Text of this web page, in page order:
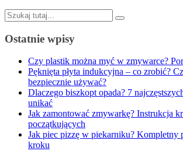
Szukaj:
Ostatnie wpisy
Czy plastik można myć w zmywarce?
Pęknięta płyta indukcyjna – co zrobić?
bezpiecznie używać?
Dlaczego biszkopt opada? 7
unikać
Jak zamontować zmywarkę? Instrukcja
początkujących
Jak piec pizzę w piekarniku? Kompletny
kroku